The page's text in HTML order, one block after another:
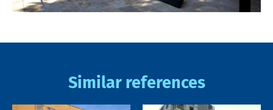
Similar references